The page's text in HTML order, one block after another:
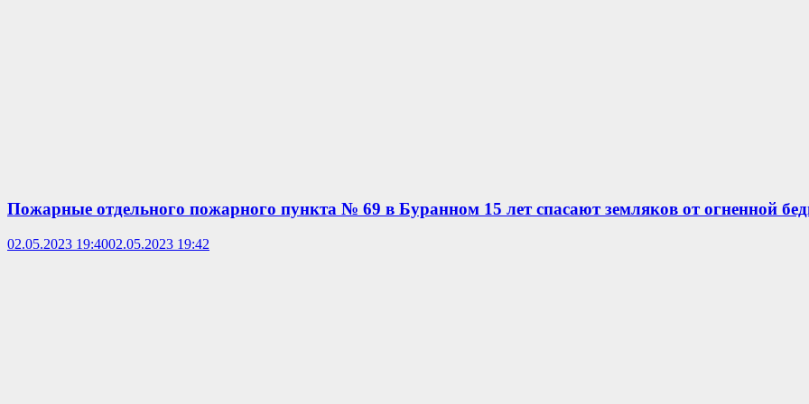
Пожарные отдельного пожарного пункта № 69 в Буранном 15 лет спасают земляков от огненной
02.05.2023 19:4002.05.2023 19:42